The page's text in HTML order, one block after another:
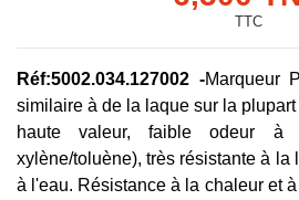
TTC
Réf:5002.034.127002 -Marqueur
similaire à de la laque sur la
haute valeur, faible odeur à
xylène/toluène), très résistante à la
à l'eau. Résistance à la chaleur et